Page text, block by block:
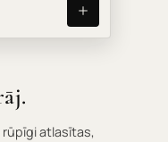
rūpīgi atlasītas,